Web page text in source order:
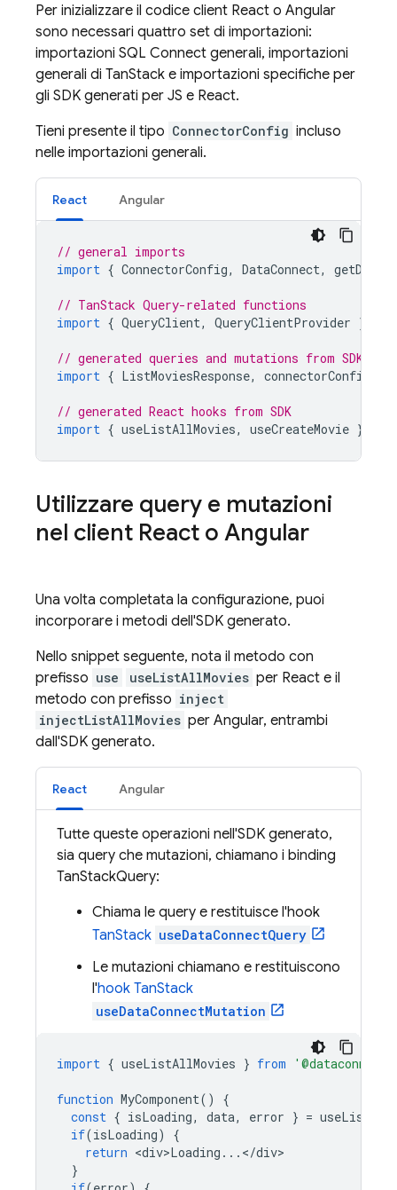
Per inizializzare il codice client React o Angular
sono necessari quattro set di importazioni:
importazioni SQL Connect generali, importazioni
generali di TanStack e importazioni specifiche per
gli SDK generati per JS e React.
Tieni presente il tipo ConnectorConfig incluso
nelle importazioni generali.
React Angular
// general imports
import { ConnectorConfig, DataConnect,
// TanStack Query-related functions
import { QueryClient, QueryClientProvider }
// generated queries and mutations from SDK
import { ListMoviesResponse, connectorConfig
// generated React hooks from SDK
import { useListAllMovies, useCreateMovie }
Utilizzare query e mutazioni
nel client React o Angular
Una volta completata la configurazione, puoi
incorporare i metodi dell'SDK generato.
Nello snippet seguente, nota il metodo con
prefisso use useListAllMovies per React e il
metodo con prefisso inject
injectListAllMovies per Angular, entrambi
dall'SDK generato.
React Angular
Tutte queste operazioni nell'SDK generato,
sia query che mutazioni, chiamano i binding
TanStackQuery:
Chiama le query e restituisce l'hook
TanStack useDataConnectQuery
Le mutazioni chiamano e restituiscono
l'hook TanStack
useDataConnectMutation
import { useListAllMovies } from
function MyComponent()
{
const { isLoading, data, error } =
if(isLoading)
{
return <div>Loading ... </div
}